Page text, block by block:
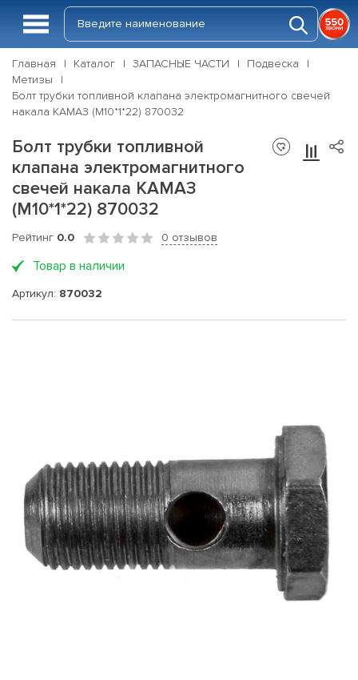
Главная Каталог ЗАПАСНЫЕ ЧАСТИ
Подвеска
Метизы
Болт трубки топливной клапана электромагнитного свечей
накала КАМАЗ (М10*1*22) 870032
Болт трубки топливной
клапана электромагнитного
свечей накала КАМАЗ
(М10*1*22) 870032
Рейтинг 0.0 0 отзывов
Товар в наличии
Артикул: 870032